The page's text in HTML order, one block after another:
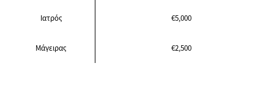
Ιατρός €5,000
Μάγειρας €2,500